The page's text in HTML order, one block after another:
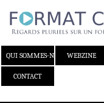
QUI SOMMES-NOUS ?WEBZINE
CONTACT